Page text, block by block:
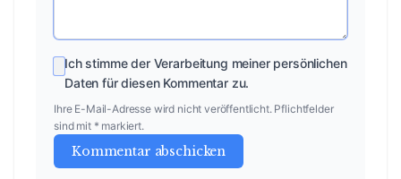
Ich stimme der Verarbeitung meiner persönlichen
Daten für diesen Kommentar zu.
Ihre E-Mail-Adresse wird nicht veröffentlicht. Pflichtfelder
sind mit * markiert.
Kommentar abschicken